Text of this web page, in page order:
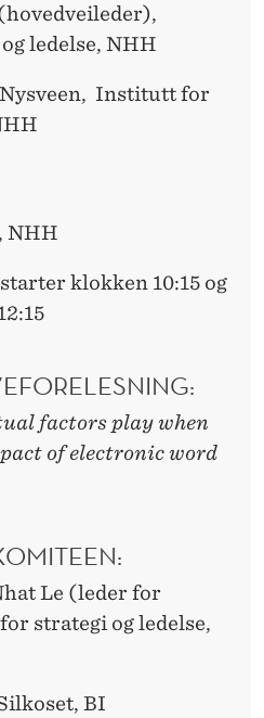
ledelse, NHH
Institutt for
NHH
klokken 10:15 og
factors play when
of electronic word
Le (leder for
strategi og ledelse,
BI